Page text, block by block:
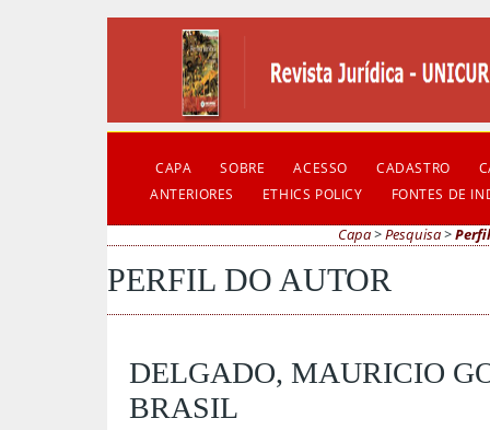
CAPA SOBRE ACESSO CADASTRO
ANTERIORES
ETHICS POLICY FONTES DE
Capa>Pesquisa>
PERFIL DO AUTOR
DELGADO, MAURICIO
BRASIL